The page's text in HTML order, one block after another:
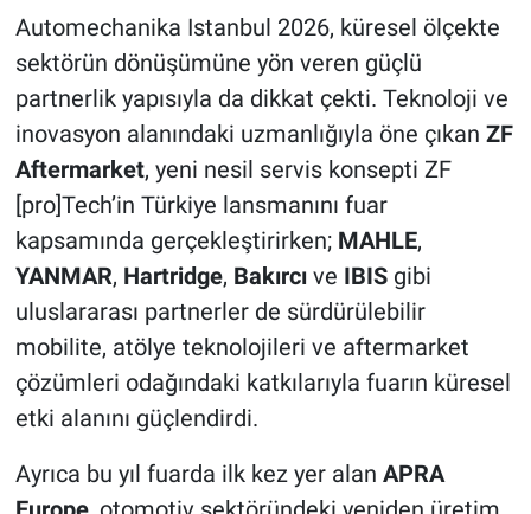
Automechanika Istanbul 2026, küresel ölçekte
sektörün dönüşümüne yön veren güçlü
partnerlik yapısıyla da dikkat çekti. Teknoloji ve
inovasyon alanındaki uzmanlığıyla öne çıkan ZF
Aftermarket, yeni nesil servis konsepti ZF
[pro]Tech’in Türkiye lansmanını fuar
kapsamında gerçekleştirirken; MAHLE,
YANMAR, Hartridge, Bakırcıve IBISgibi
uluslararası partnerler de sürdürülebilir
mobilite, atölye teknolojileri ve aftermarket
çözümleri odağındaki katkılarıyla fuarın küresel
etki alanını güçlendirdi.
Ayrıca bu yıl fuarda ilk kez yer alan APRA